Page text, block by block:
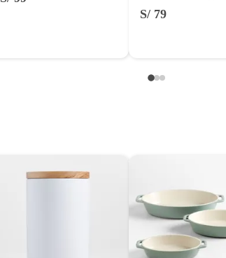
alimenticios, vitaminas.
señales de uso, sin empaques, etiquetas o sellos.
S/ 79